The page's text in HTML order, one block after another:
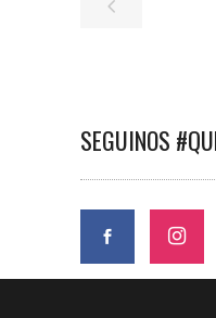
SEGUINOS